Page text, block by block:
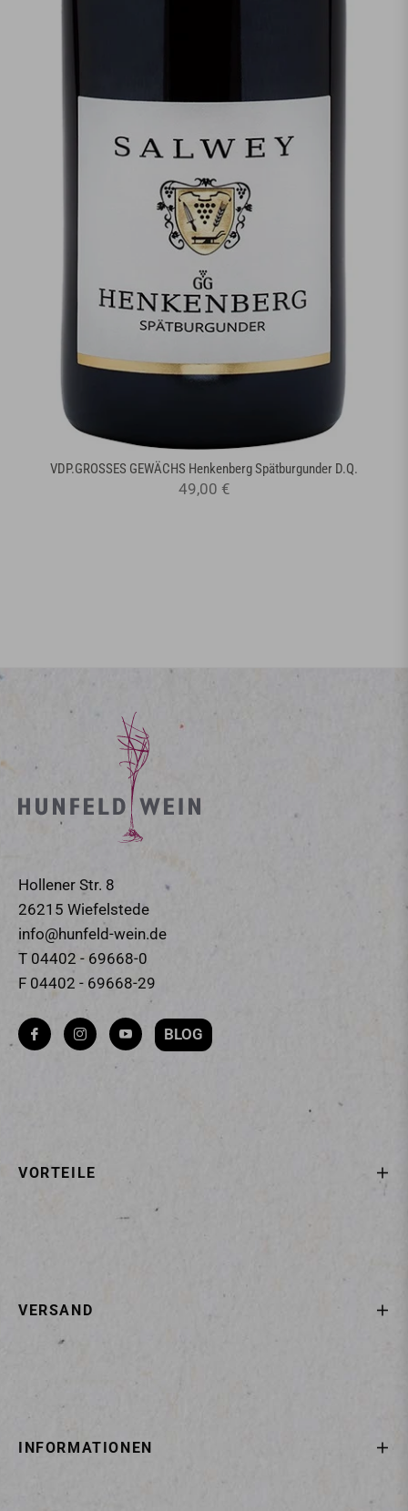
VDP.GROSSES GEWÄCHS Henkenberg Spätburgunder D.Q.
49,00 €
Hollener Str. 8
26215 Wiefelstede
info@hunfeld-wein.de
T 04402 - 69668-0
F 04402 - 69668-29
Fb Ins You
BLOG
VORTEILE
VERSAND
INFORMATIONEN